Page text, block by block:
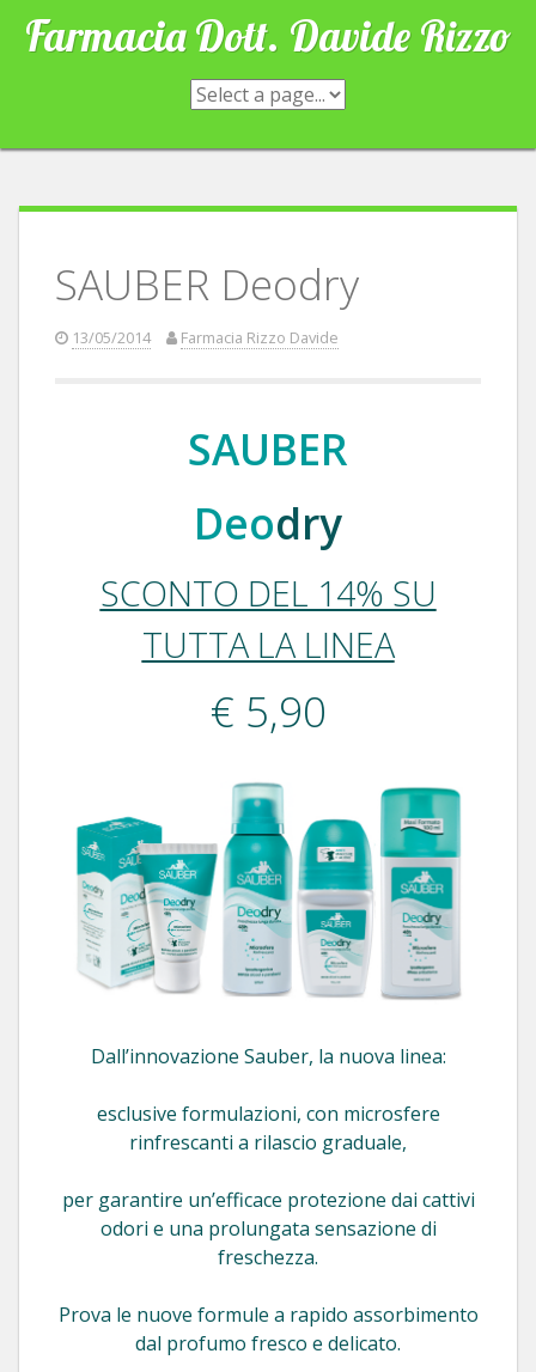
SkipFarmacia Dott. Davide Rizzo
SAUBER Deodry
13/05/2014 Farmacia Rizzo Davide
SAUBER
Deodry
SCONTO DEL 14% SU
TUTTA LA LINEA
€ 5,90
Dall’innovazione Sauber, la nuova linea:
esclusive formulazioni, con microsfere
rinfrescanti a rilascio graduale,
per garantire un’efficace protezione dai cattivi
odori e una prolungata sensazione di
freschezza.
Prova le nuove formule a rapido assorbimento
dal profumo fresco e delicato.